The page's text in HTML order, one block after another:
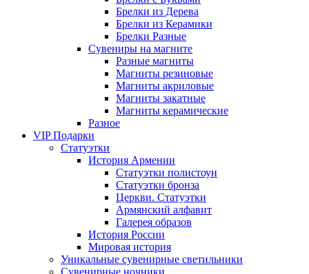
Брелки из Дерева
Брелки из Керамики
Брелки Разные
Сувениры на магните
Разные магниты
Магниты резиновые
Магниты акриловые
Магниты закатные
Магниты керамические
Разное
VIP Подарки
Статуэтки
История Армении
Статуэтки полистоун
Статуэтки бронза
Церкви. Статуэтки
Армянский алфавит
Галерея образов
История России
Мировая история
Уникальные сувенирные светильники
Сувенирные ночники